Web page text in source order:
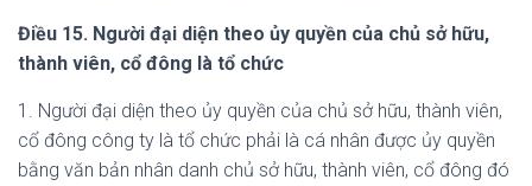
Điều 15. Người đại diện theo ủy quyền của chủ sở hữu,
thành viên, cổ đông là tổ chức
1. Người đại diện theo ủy quyền của chủ sở hữu, thành viên,
cổ đông công ty là tổ chức phải là cá nhân được ủy quyền
bằng văn bản nhân danh chủ sở hữu, thành viên, cổ đông đó